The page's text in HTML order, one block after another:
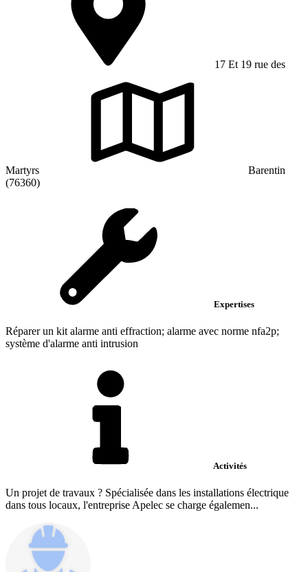
17 Et 19 rue des
Martyrs
Barentin
(76360)
Expertises
Réparer un kit alarme anti effraction; alarme avec norme nfa2p;
système d'alarme anti intrusion
Activités
Un projet de travaux ? Spécialisée dans les installations électrique
dans tous locaux, l'entreprise Apelec se charge égalemen...